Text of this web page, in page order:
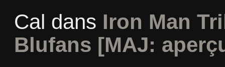
Cal dans Iron Man
Blufans [MAJ: